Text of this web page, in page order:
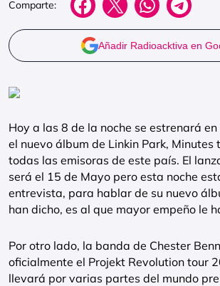
Comparte:
Añadir Radioacktiva en
Hoy a las 8 de la noche se estrenará
el nuevo álbum de Linkin Park, Minutes
todas las emisoras de este país. El
será el 15 de Mayo pero esta noche
entrevista, para hablar de su nuevo
han dicho, es al que mayor empeño le
Por otro lado, la banda de Chester
oficialmente el Projekt Revolution tour
llevará por varias partes del mundo